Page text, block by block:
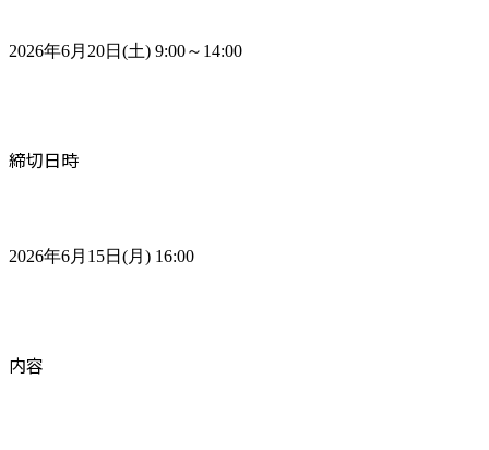
2026年6月20日(土) 9:00～14:00
締切日時
2026年6月15日(月) 16:00
内容